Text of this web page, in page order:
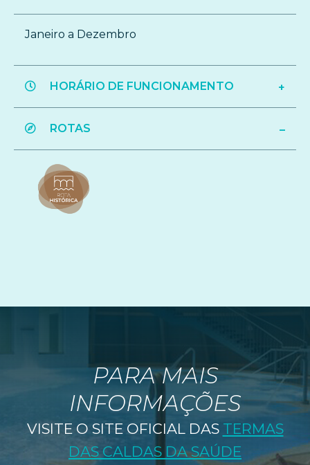
Janeiro a Dezembro
HORÁRIO DE FUNCIONAMENTO
ROTAS
PARA MAIS
INFORMAÇÕES
VISITE O SITE OFICIAL DAS TERMAS
DAS CALDAS DA SAÚDE